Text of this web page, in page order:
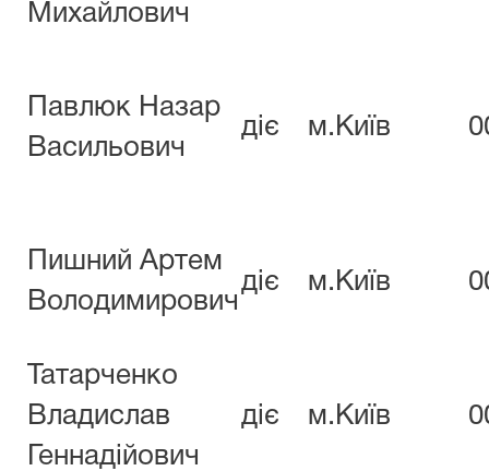
Михайлович
Павлюк Назар
Васильович
діє м.Київ
Пишний Артем
Володимирович
діє м.Київ
Татарченко
Владислав
Геннадійович
діє м.Київ